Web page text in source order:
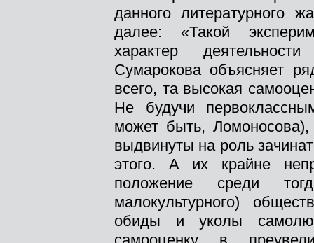
данного литературного
далее: «Такой
характер
Сумарокова объясняет
всего, та высокая
Не будучи
может быть,
выдвинуты на роль
этого. А их крайне
положение среди
малокультурного)
обиды и уколы